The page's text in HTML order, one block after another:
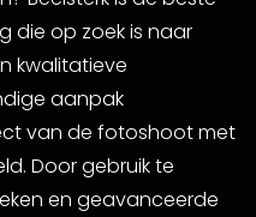
die op zoek is naar
kwalitatieve
aanpak
van de fotoshoot met
Door gebruik te
en geavanceerde